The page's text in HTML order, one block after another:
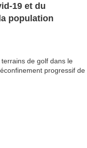
19 et du
population